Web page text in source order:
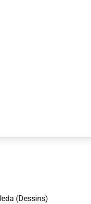
(Dessins)